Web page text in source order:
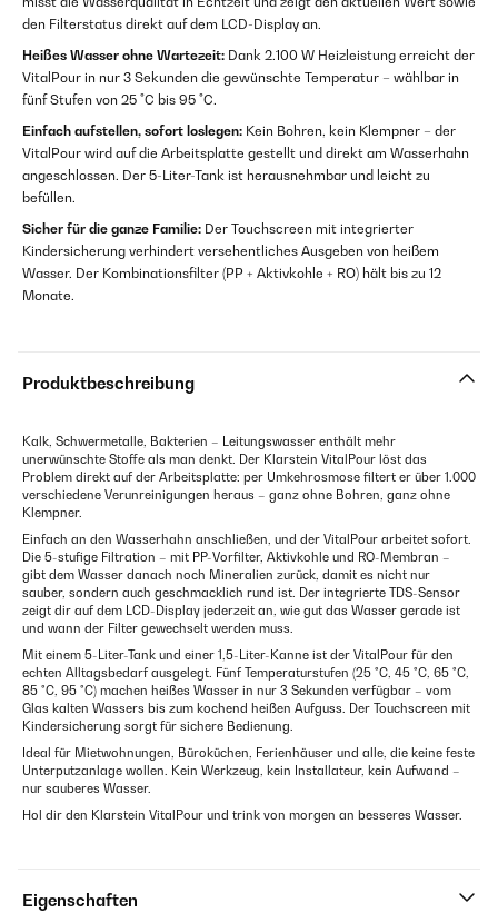
den Filterstatus direkt auf dem LCD-Display an.
Heißes Wasser ohne Wartezeit: Dank 2.100 W Heizleistung erreicht der
VitalPour in nur 3 Sekunden die gewünschte Temperatur – wählbar in
fünf Stufen von 25 °C bis 95 °C.
Einfach aufstellen, sofort loslegen: Kein Bohren, kein Klempner – der
VitalPour wird auf die Arbeitsplatte gestellt und direkt am Wasserhahn
angeschlossen. Der 5-Liter-Tank ist herausnehmbar und leicht zu
befüllen.
Sicher für die ganze Familie: Der Touchscreen mit integrierter
Kindersicherung verhindert versehentliches Ausgeben von heißem
Wasser. Der Kombinationsfilter (PP + Aktivkohle + RO) hält bis zu 12
Monate.
Produktbeschreibung
Kalk, Schwermetalle, Bakterien – Leitungswasser enthält mehr
unerwünschte Stoffe als man denkt. Der Klarstein VitalPour löst das
Problem direkt auf der Arbeitsplatte: per Umkehrosmose filtert er über 1.000
verschiedene Verunreinigungen heraus – ganz ohne Bohren, ganz ohne
Klempner.
Einfach an den Wasserhahn anschließen, und der VitalPour arbeitet sofort.
Die 5-stufige Filtration – mit PP-Vorfilter, Aktivkohle und RO-Membran –
gibt dem Wasser danach noch Mineralien zurück, damit es nicht nur
sauber, sondern auch geschmacklich rund ist. Der integrierte TDS-Sensor
zeigt dir auf dem LCD-Display jederzeit an, wie gut das Wasser gerade ist
und wann der Filter gewechselt werden muss.
Mit einem 5-Liter-Tank und einer 1,5-Liter-Kanne ist der VitalPour für den
echten Alltagsbedarf ausgelegt. Fünf Temperaturstufen (25 °C, 45 °C, 65 °C,
85 °C, 95 °C) machen heißes Wasser in nur 3 Sekunden verfügbar – vom
Glas kalten Wassers bis zum kochend heißen Aufguss. Der Touchscreen mit
Kindersicherung sorgt für sichere Bedienung.
Ideal für Mietwohnungen, Büroküchen, Ferienhäuser und alle, die keine feste
Unterputzanlage wollen. Kein Werkzeug, kein Installateur, kein Aufwand –
nur sauberes Wasser.
Hol dir den Klarstein VitalPour und trink von morgen an besseres Wasser.
Eigenschaften